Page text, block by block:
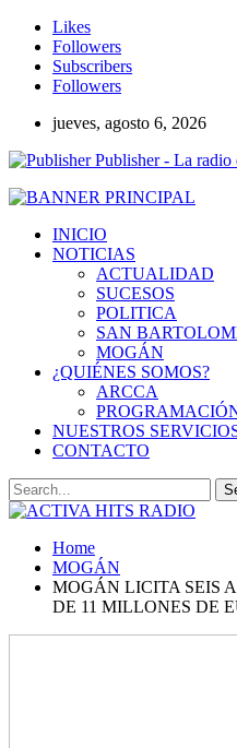
Likes
Followers
Subscribers
Followers
jueves, agosto 6, 2026
Publisher - La radio
INICIO
NOTICIAS
ACTUALIDAD
SUCESOS
POLITICA
SAN
MOGÁN
¿QUIÉNES SOMOS?
ARCCA
NUESTROS
CONTACTO
Home
MOGÁN
MOGÁN LICITA SEIS
DE 11 MILLONES DE